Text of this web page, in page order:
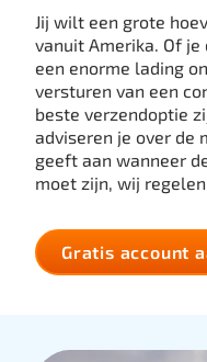
Jij wilt een grote
vanuit Amerika. Of
een enorme lading
versturen van een
beste verzendoptie
adviseren je over de
geeft aan wanneer
moet zijn, wij
Gratis account